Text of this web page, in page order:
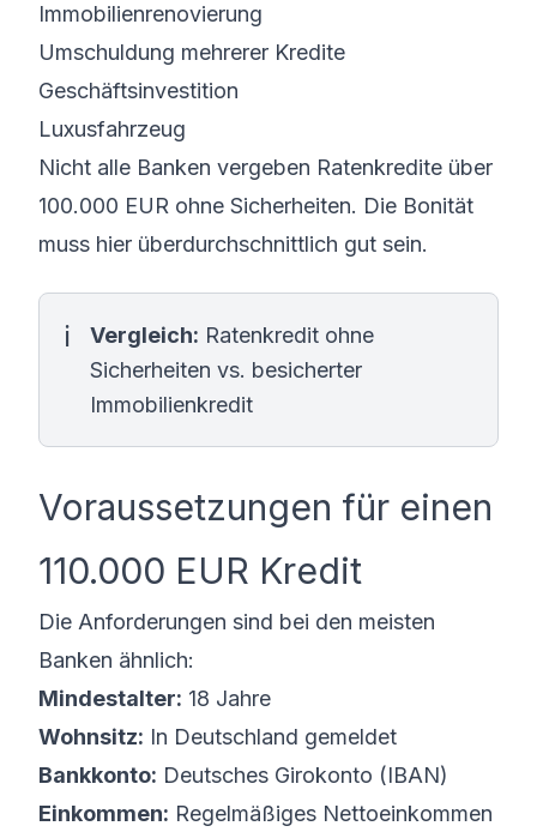
Immobilienrenovierung
Umschuldung mehrerer Kredite
Geschäftsinvestition
Luxusfahrzeug
Nicht alle Banken vergeben Ratenkredite über
100.000 EUR ohne Sicherheiten. Die Bonität
muss hier überdurchschnittlich gut sein.
Vergleich: Ratenkredit ohne
Sicherheiten vs. besicherter
Immobilienkredit
Voraussetzungen für einen
110.000 EUR Kredit
Die Anforderungen sind bei den meisten
Banken ähnlich:
Mindestalter: 18 Jahre
Wohnsitz: In Deutschland gemeldet
Bankkonto: Deutsches Girokonto (IBAN)
Einkommen: Regelmäßiges Nettoeinkommen